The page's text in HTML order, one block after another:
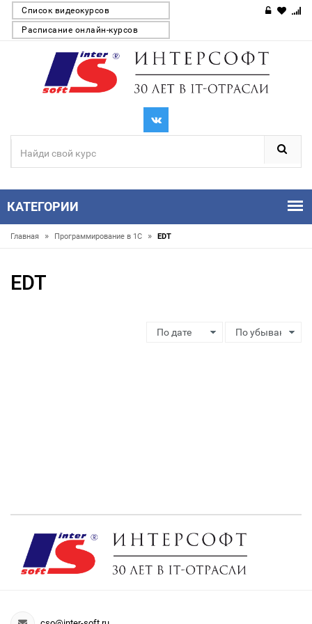
Список видеокурсов
Расписание онлайн-курсов
КАТЕГОРИИ
Главная » Программирование в 1С » EDT
EDT